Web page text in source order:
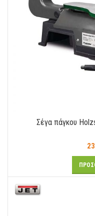
Σέγα πάγκου